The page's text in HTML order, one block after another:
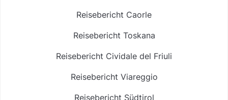
Reisebericht Caorle
Reisebericht Toskana
Reisebericht Cividale del Friuli
Reisebericht Viareggio
Reisebericht Südtirol